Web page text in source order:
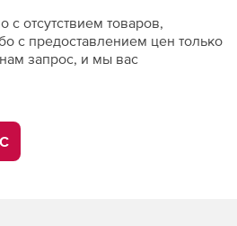
с отсутствием товаров,
с предоставлением цен только
запрос, и мы вас